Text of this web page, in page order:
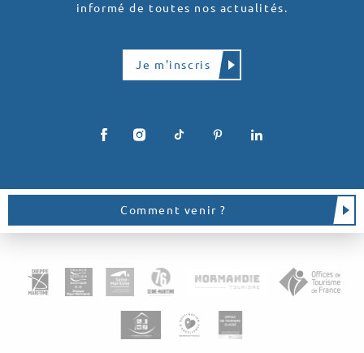
informé de toutes nos actualités.
Je m'inscris
Comment venir ?